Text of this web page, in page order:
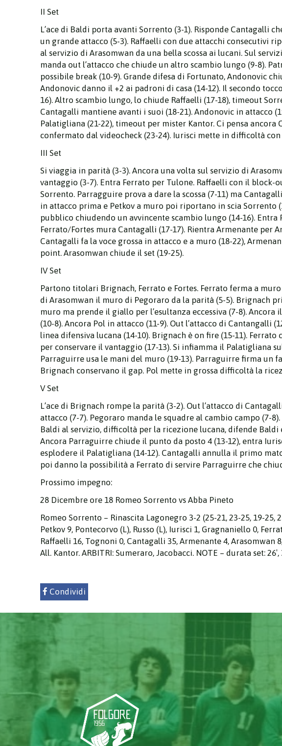
II Set
L’ace di Baldi porta avanti Sorrento (3-1). Risponde Cantagalli
un grande attacco (5-3). Raffaelli con due attacchi consecutivi
al servizio di Arasomwan da una bella scossa ai lucani. Sul
manda out l’attacco che chiude un altro scambio lungo (9-8).
possibile break (10-9). Grande difesa di Fortunato, Andonovic
Andonovic danno il +2 ai padroni di casa (14-12). Il secondo
16). Altro scambio lungo, lo chiude Raffaelli (17-18), timeout
Cantagalli mantiene avanti i suoi (18-21). Andonovic in attacco
Palatigliana (21-22), timeout per mister Kantor. Ci pensa
confermato dal videocheck (23-24). Iurisci mette in difficoltà
III Set
Si viaggia in parità (3-3). Ancora una volta sul servizio di
vantaggio (3-7). Entra Ferrato per Tulone. Raffaelli con il block-
Sorrento. Parragguire prova a dare la scossa (7-11) ma
in attacco prima e Petkov a muro poi riportano in scia Sorrento
pubblico chiudendo un avvincente scambio lungo (14-16).
Ferrato/Fortes mura Cantagalli (17-17). Rientra Armenante per
Cantagalli fa la voce grossa in attacco e a muro (18-22),
point. Arasomwan chiude il set (19-25).
IV Set
Partono titolari Brignach, Ferrato e Fortes. Ferrato ferma a
di Arasomwan il muro di Pegoraro da la parità (5-5). Brignach
muro ma prende il giallo per l’esultanza eccessiva (7-8).
(10-8). Ancora Pol in attacco (11-9). Out l’attacco di
linea difensiva lucana (14-10). Brignach è on fire (15-11).
per conservare il vantaggio (17-13). Si infiamma il Palatigliana
Parraguirre usa le mani del muro (19-13). Parraguirre firma un
Brignach conservano il gap. Pol mette in grossa difficoltà la
V Set
L’ace di Brignach rompe la parità (3-2). Out l’attacco di
attacco (7-7). Pegoraro manda le squadre al cambio campo (7-
Baldi al servizio, difficoltà per la ricezione lucana, difende Baldi
Ancora Parraguirre chiude il punto da posto 4 (13-12), entra
esplodere il Palatigliana (14-12). Cantagalli annulla il primo
poi danno la possibilità a Ferrato di servire Parraguirre che
Prossimo impegno:
28 Dicembre ore 18 Romeo Sorrento vs Abba Pineto
Romeo Sorrento – Rinascita Lagonegro 3-2 (25-21, 23-25, 19-
Petkov 9, Pontecorvo (L), Russo (L), Iurisci 1, Gragnaniello 0,
Raffaelli 16, Tognoni 0, Cantagalli 35, Armenante 4, Arasomwan
All. Kantor. ARBITRI: Sumeraro, Jacobacci. NOTE – durata set: 26′,
Condividi